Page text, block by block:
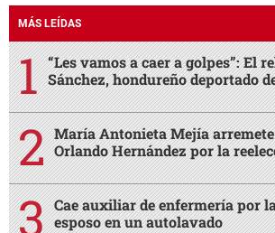
MÁS LEÍDAS
“Les vamos a caer a golpes”: El
Sánchez, hondureño deportado
María Antonieta Mejía
Orlando Hernández por la
Cae auxiliar de enfermería por
esposo en un autolavado